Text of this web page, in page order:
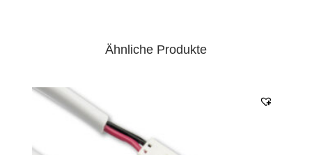
Ähnliche Produkte